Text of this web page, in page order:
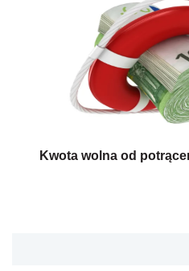
Kwota wolna od